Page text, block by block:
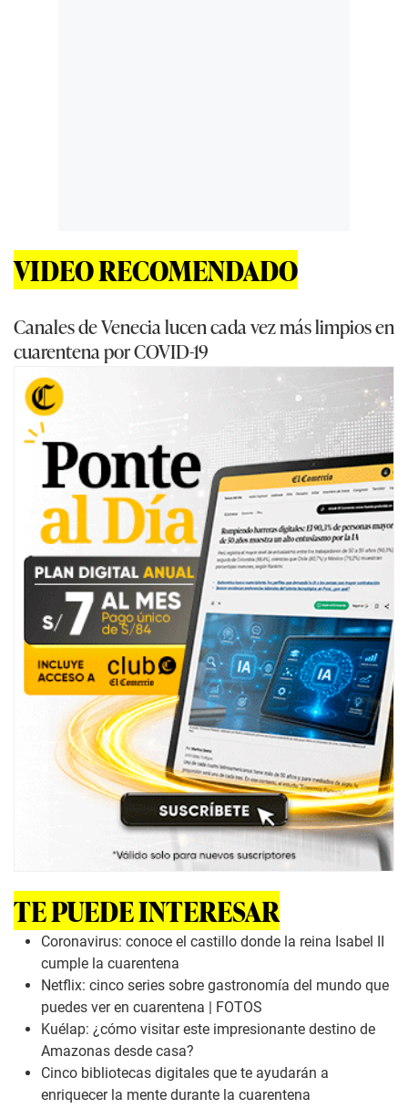
VIDEO RECOMENDADO
Canales de Venecia lucen cada vez más limpios en
cuarentena por COVID-19
TE PUEDE INTERESAR
Coronavirus: conoce el castillo donde la reina Isabel II
cumple la cuarentena
Netflix: cinco series sobre gastronomía del mundo que
puedes ver en cuarentena | FOTOS
Kuélap: ¿cómo visitar este impresionante destino de
Amazonas desde casa?
Cinco bibliotecas digitales que te ayudarán a
enriquecer la mente durante la cuarentena